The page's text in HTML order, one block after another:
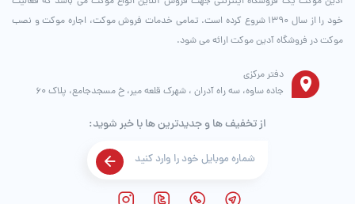
خود را از سال ۱۳۹۰ شروع کرده است. تمامی خدمات فروش موکت، اجاره موکت و نصب
موکت در فروشگاه آدین موکت ارائه می شود.
دفتر مرکزی
جاده ساوه، سه راه آدران ، شهرک قلعه میر، خ مسجدجامع، پلاک 60
از تخفیف ها و جدیدترین ها با خبر شوید: